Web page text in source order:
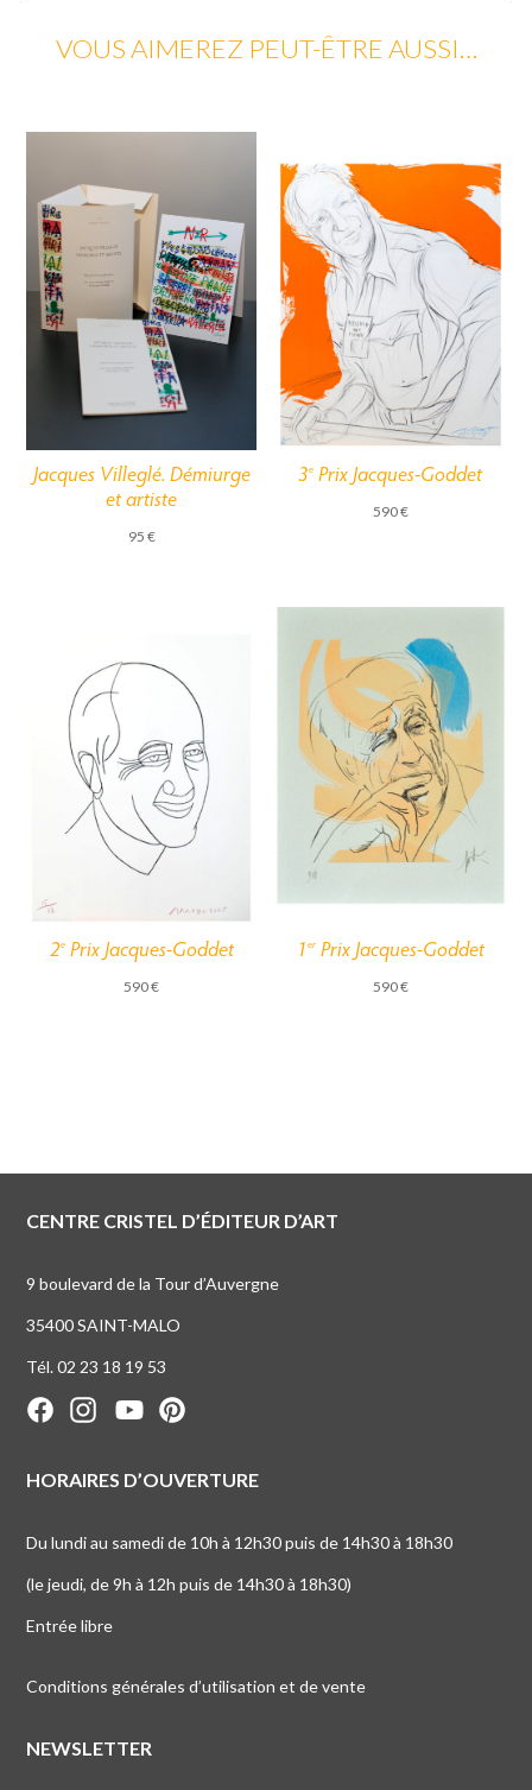
VOUS AIMEREZ PEUT-ÊTRE AUSSI…
Jacques Villeglé. Démiurge
et artiste
95 €
3e Prix Jacques-Goddet
590€
2ePrix Jacques-Goddet
590€
1erPrix Jacques-Goddet
590€
CENTRE CRISTEL D’ÉDITEUR D’ART
9 boulevard de la Tour d’Auvergne
35400 SAINT-MALO
Tél. 02 23 18 19 53
HORAIRES D’OUVERTURE
Du lundi au samedi de 10h à 12h30 puis de 14h30 à 18h30
(le jeudi, de 9h à 12h puis de 14h30 à 18h30)
Entrée libre
Conditions générales d’utilisation et de vente
NEWSLETTER